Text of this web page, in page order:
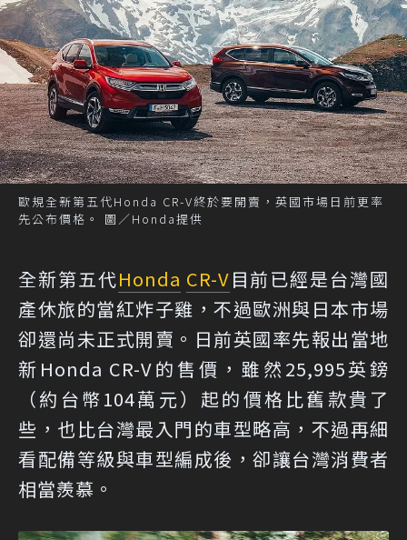
歐規全新第五代Honda CR-V終於要開賣，英國市場日前更率
先公布價格。 圖／Honda提供
全新第五代Honda CR-V目前已經是台灣國
產休旅的當紅炸子雞，不過歐洲與日本市場
卻還尚未正式開賣。日前英國率先報出當地
新Honda CR-V的售價，雖然25,995英鎊
（約台幣104萬元）起的價格比舊款貴了
些，也比台灣最入門的車型略高，不過再細
看配備等級與車型編成後，卻讓台灣消費者
相當羨慕。